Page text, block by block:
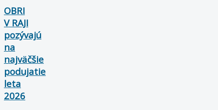
OBRI
V RAJI
pozývajú
na
najväčšie
podujatie
leta
2026